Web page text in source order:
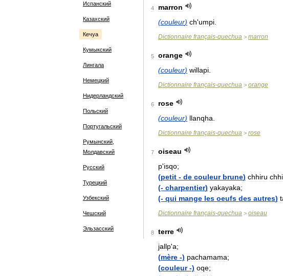
Испанский
Казахский
Кечуа
Кумыкский
Лингала
Немецкий
Нидерландский
Польский
Португальский
Румынский,
Молдавский
Русский
Турецкий
Узбекский
Чешский
Эльзасский
4
marron
(couleur) ch'umpi
Dictionnaire français-quechua > marron
5
orange
(couleur) willapi
Dictionnaire français-quechua > orange
6
rose
(couleur) llanqha
Dictionnaire français-quechua > rose
7
oiseau
p'isqo;
(petit - de couleur brune) chhiru
(- charpentier) yakayaka;
(- qui mange les oeufs des autres)
Dictionnaire français-quechua > oiseau
8
terre
jallp'a;
(mère -) pachamama;
(couleur-) oqe;